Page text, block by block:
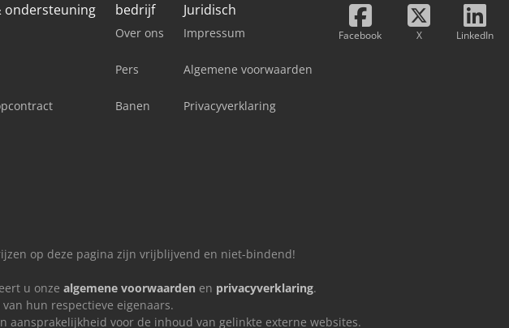
ondersteuning bedrijf
Over ons
Pers
Banen
Juridisch
Impressum
Algemene voorwaarden
Privacyverklaring
Facebook X LinkedIn
op deze pagina zijn vrijblijvend en niet-bindend!
u onze algemene voorwaarden en privacyverklaring.
hun respectieve eigenaars.
aansprakelijkheid voor de inhoud van gelinkte externe websites.